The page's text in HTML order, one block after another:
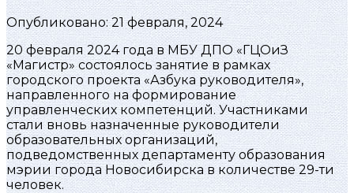
Опубликовано: 21 февраля, 2024
20 февраля 2024 года в МБУ ДПО «ГЦОиЗ
«Магистр» состоялось занятие в рамках
городского проекта «Азбука руководителя»,
направленного на формирование
управленческих компетенций. Участниками
стали вновь назначенные руководители
образовательных организаций,
подведомственных департаменту образования
мэрии города Новосибирска в количестве 29-ти
человек.